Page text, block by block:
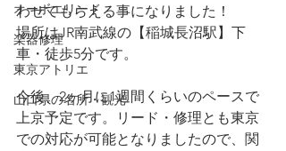
オーボエリード
楽器修理
東京アトリエ
山口県の名所・観光
わせてもらえる事になりました！
場所はJR南武線の【稲城長沼駅】下
車・徒歩5分です。
今後、2ヶ月に1週間くらいのペースで
上京予定です。リード・修理とも東京
での対応が可能となりましたので、関